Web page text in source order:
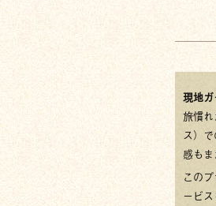
現地
旅慣
ス）
感も
この
ービ